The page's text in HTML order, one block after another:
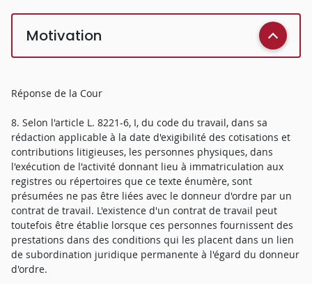
Motivation
Réponse de la Cour
8. Selon l'article L. 8221-6, I, du code du travail, dans sa
rédaction applicable à la date d'exigibilité des cotisations et
contributions litigieuses, les personnes physiques, dans
l'exécution de l'activité donnant lieu à immatriculation aux
registres ou répertoires que ce texte énumère, sont
présumées ne pas être liées avec le donneur d'ordre par un
contrat de travail. L'existence d'un contrat de travail peut
toutefois être établie lorsque ces personnes fournissent des
prestations dans des conditions qui les placent dans un lien
de subordination juridique permanente à l'égard du donneur
d'ordre.